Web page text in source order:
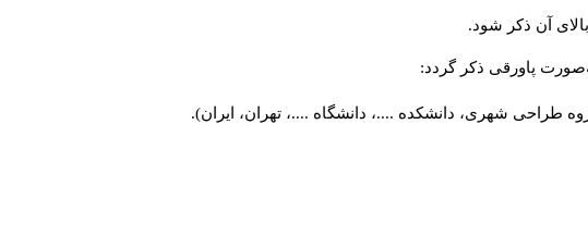
آن ذکر شود.
پاورقی ذکر گردد:
طراحی شهری، دانشکده ....، دانشگاه ....، تهران، ایران).